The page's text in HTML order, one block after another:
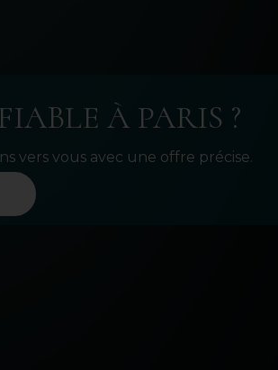
À PARIS ?
vers vous avec une offre précise.